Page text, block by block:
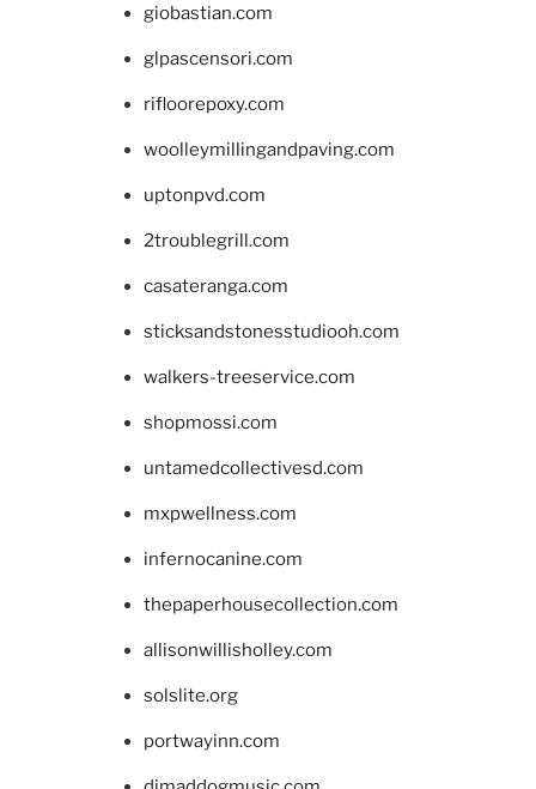
giobastian.com
glpascensori.com
rifloorepoxy.com
woolleymillingandpaving.com
uptonpvd.com
2troublegrill.com
casateranga.com
sticksandstonesstudiooh.com
walkers-treeservice.com
shopmossi.com
untamedcollectivesd.com
mxpwellness.com
infernocanine.com
thepaperhousecollection.com
allisonwillisholley.com
solslite.org
portwayinn.com